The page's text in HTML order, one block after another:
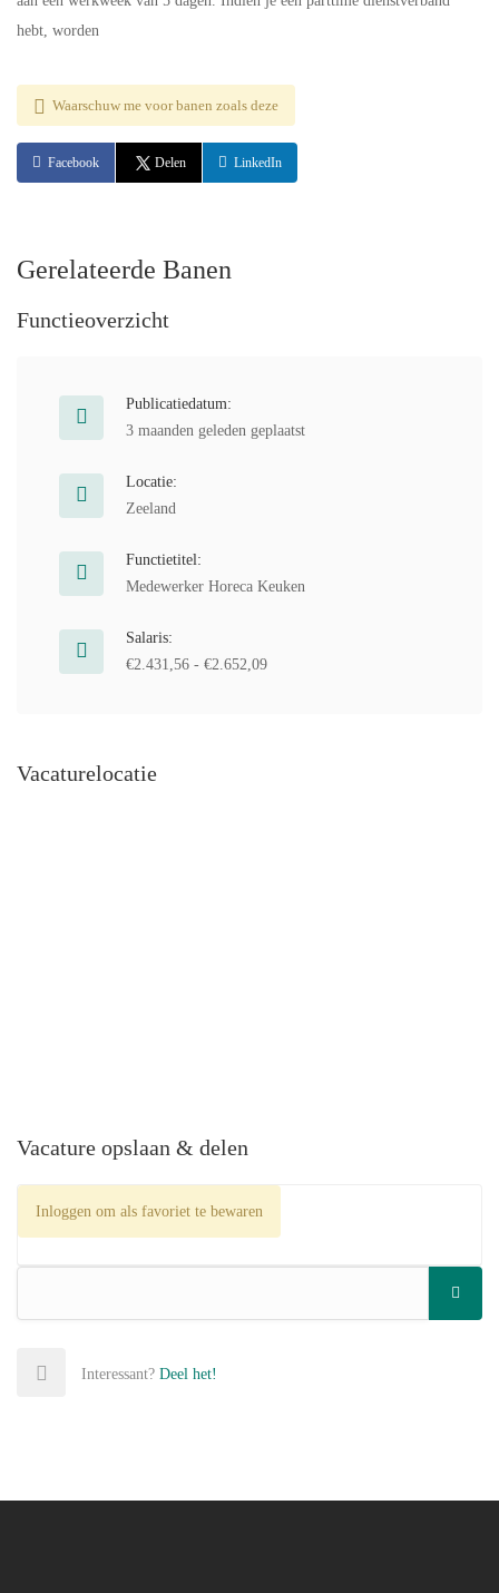
hebt, worden
Waarschuw me voor banen zoals deze
Facebook Delen LinkedIn
Gerelateerde Banen
Functieoverzicht
Publicatiedatum:
3 maanden geleden geplaatst
Locatie:
Zeeland
Functietitel:
Medewerker Horeca Keuken
Salaris:
€2.431,56 - €2.652,09
Vacaturelocatie
Vacature opslaan & delen
Inloggen om als favoriet te bewaren
Interessant? Deel het!